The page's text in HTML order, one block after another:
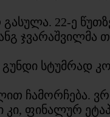
22-ე
ჯვარაშვილმა
გუნდი სტუმრად
ჩამორჩება.
კი, ფინალურ